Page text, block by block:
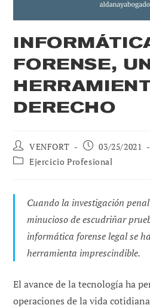
FORENSE,
DERECHO
Autor
de
la
VENFORT
Publicación
de
la
03/25/2021
Categoría
entrada:
Ejercicio Profesional
Cuando la investigación
minucioso de escudriñar
informática forense legal se
herramienta imprescindible.
El avance de la tecnología ha
operaciones de la vida